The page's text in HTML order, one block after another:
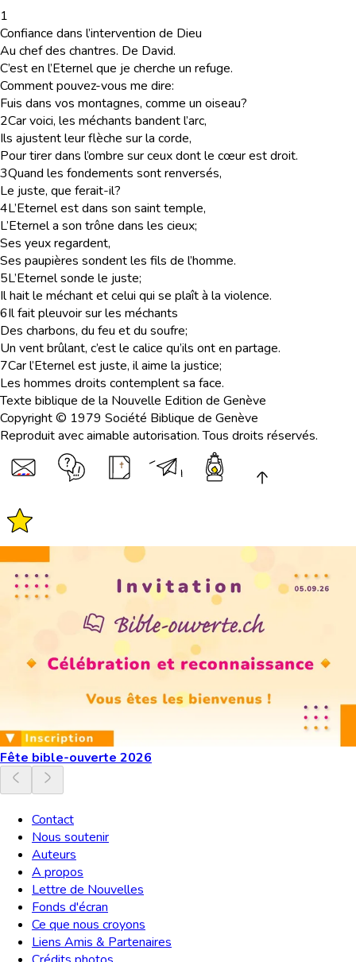
1
Confiance dans l’intervention de Dieu
Au chef des chantres. De David.
C’est en l’Eternel que je cherche un refuge.
Comment pouvez-vous me dire:
Fuis dans vos montagnes, comme un oiseau?
2Car voici, les méchants bandent l’arc,
Ils ajustent leur flèche sur la corde,
Pour tirer dans l’ombre sur ceux dont le cœur est droit.
3Quand les fondements sont renversés,
Le juste, que ferait-il?
4L’Eternel est dans son saint temple,
L’Eternel a son trône dans les cieux;
Ses yeux regardent,
Ses paupières sondent les fils de l’homme.
5L’Eternel sonde le juste;
Il hait le méchant et celui qui se plaît à la violence.
6Il fait pleuvoir sur les méchants
Des charbons, du feu et du soufre;
Un vent brûlant, c’est le calice qu’ils ont en partage.
7Car l’Eternel est juste, il aime la justice;
Les hommes droits contemplent sa face.
Texte biblique de la Nouvelle Edition de Genève
Copyright © 1979 Société Biblique de Genève
Reproduit avec aimable autorisation. Tous droits réservés.
Fête bible-ouverte 2026
Contact
Nous soutenir
Auteurs
A propos
Lettre de Nouvelles
Fonds d'écran
Ce que nous croyons
Liens Amis & Partenaires